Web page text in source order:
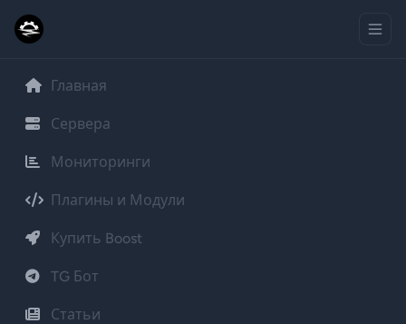
Главная
Сервера
Мониторинги
Плагины и Модули
Купить Boost
TG Бот
Статьи